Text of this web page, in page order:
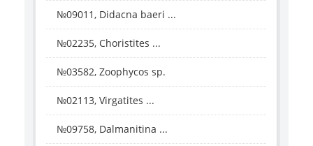
№09011, Didacna baeri ...
№02235, Choristites ...
№03582, Zoophycos sp.
№02113, Virgatites ...
№09758, Dalmanitina ...